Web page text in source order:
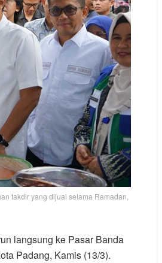
takdir yang dijual selama Ramadan,
langsung ke Pasar Banda
Padang, Kamis (13/3).